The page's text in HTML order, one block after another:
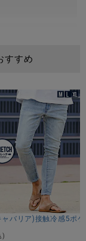
ャバリア】シー
すすめ
ンツ/全5色
バリア)接触冷感5ポ
)